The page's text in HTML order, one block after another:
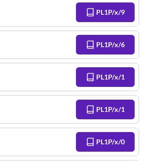
PL1P/x/9
PL1P/x/6
PL1P/x/1
PL1P/x/1
PL1P/x/0